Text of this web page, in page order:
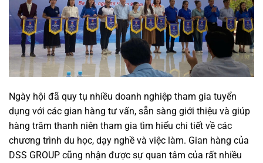
Ngày hội đã quy tụ nhiều doanh nghiệp tham gia tuyển
dụng với các gian hàng tư vấn, sẵn sàng giới thiệu và giúp
hàng trăm thanh niên tham gia tìm hiểu chi tiết về các
chương trình du học, dạy nghề và việc làm. Gian hàng của
DSS GROUP cũng nhận được sự quan tâm của rất nhiều